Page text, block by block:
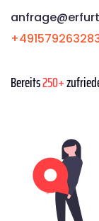
Bereits250+